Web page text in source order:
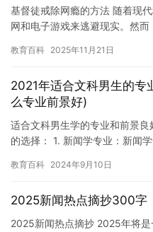
基督徒戒除网瘾的方法 随着现
网和电子游戏来逃避现实。然
徒应…
教育百科 2025年11月21日
2021年适合文科男生的专
么专业前景好)
适合文科男生学的专业和前景
的选择： 1. 新闻学专业：新闻
教育百科 2024年9月10日
2025新闻热点摘抄300字
2025新闻热点摘抄 2025年将